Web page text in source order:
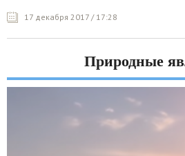
17 декабря 2017 / 17:28
Природные